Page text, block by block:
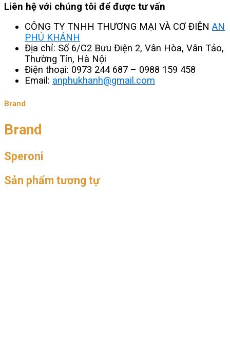
Liên hệ với chúng tôi để được tư vấn
CÔNG TY TNHH THƯƠNG MẠI VÀ CƠ ĐIỆN AN
PHÚ KHÁNH
Địa chỉ: Số 6/C2 Bưu Điện 2, Vân Hòa, Vân Tảo,
Thường Tín, Hà Nội
Điện thoại: 0973 244 687 – 0988 159 458
Email: anphukhanh@gmail.com
Brand
Brand
Speroni
Sản phẩm tương tự